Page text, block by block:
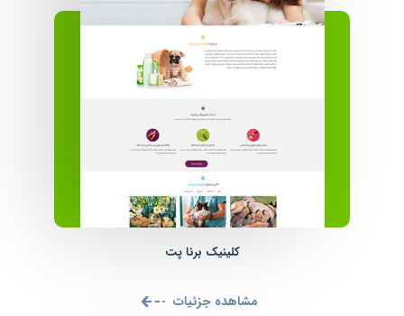
کلینیک برنا پت
مشاهده جزئیات